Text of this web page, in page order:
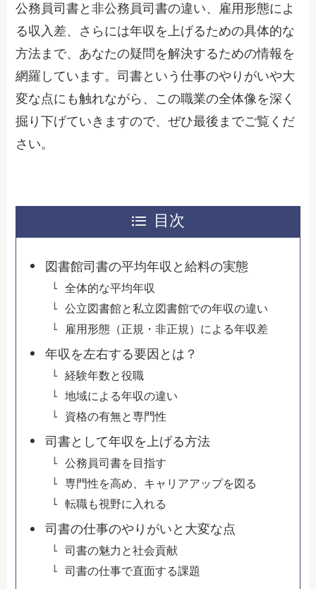
公務員司書と非公務員司書の違い、雇用形態によ
る収入差、さらには年収を上げるための具体的な
方法まで、あなたの疑問を解決するための情報を
網羅しています。司書という仕事のやりがいや大
変な点にも触れながら、この職業の全体像を深く
掘り下げていきますので、ぜひ最後までご覧くだ
さい。
目次
図書館司書の平均年収と給料の実態
全体的な平均年収
公立図書館と私立図書館での年収の違い
雇用形態（正規・非正規）による年収差
年収を左右する要因とは？
経験年数と役職
地域による年収の違い
資格の有無と専門性
司書として年収を上げる方法
公務員司書を目指す
専門性を高め、キャリアアップを図る
転職も視野に入れる
司書の仕事のやりがいと大変な点
司書の魅力と社会貢献
司書の仕事で直面する課題